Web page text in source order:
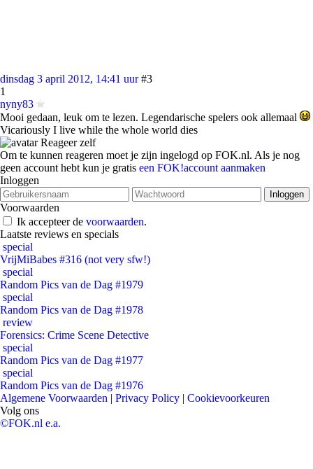
dinsdag 3 april 2012, 14:41 uur #3
1
nyny83
Mooi gedaan, leuk om te lezen. Legendarische spelers ook allemaal
Vicariously I live while the whole world dies
Reageer zelf
Om te kunnen reageren moet je zijn ingelogd op FOK.nl. Als je nog
geen account hebt kun je gratis een FOK!account aanmaken
Inloggen
Voorwaarden
Ik accepteer de voorwaarden.
Laatste reviews en specials
special
VrijMiBabes #316 (not very sfw!)
special
Random Pics van de Dag #1979
special
Random Pics van de Dag #1978
review
Forensics: Crime Scene Detective
special
Random Pics van de Dag #1977
special
Random Pics van de Dag #1976
Algemene Voorwaarden | Privacy Policy | Cookievoorkeuren
Volg ons
©FOK.nl e.a.